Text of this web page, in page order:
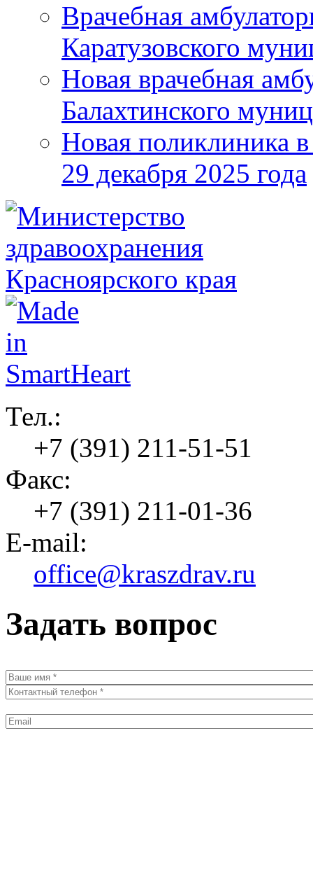
Врачебная
Каратузовского
Новая врачебная
Балахтинского
Новая поликлиника
29 декабря 2025 года
Тел.:
+7 (391) 211-51-51
Факс:
+7 (391) 211-01-36
E-mail:
office@kraszdrav.ru
Задать вопрос